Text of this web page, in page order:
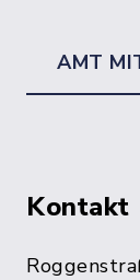
AMT
Kontakt